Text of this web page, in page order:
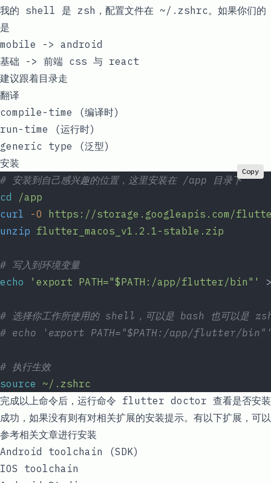
我的 shell 是 zsh ，配置文件在 ~/.zshrc。如果你们的
是
mobile -> android
基础 -> 前端 css 与 react
建议跟着目录走
翻译
compile-time (编译时)
run-time (运行时)
generic type (泛型)
安装
# 安装到自己感兴趣的位置，这里安装在 /app 目录下
cd /app
curl -O https://storage.googleapis.com/
unzip flutter_macos_v1.2.1-stable.zip
# 写入到环境变量
echo 'export PATH="$PATH:/app/flutter/bin"'
# 选择你工作所使用的 shell，可以是 bash 也可以是
# echo 'export PATH="$PATH:/app/flutter/
# 执行生效
source ~/.zshrc
Copy
完成以上命令后，运行命令 flutter doctor 查看是否安装
成功，如果没有则有对相关扩展的安装提示。有以下扩展，可以
参考相关文章进行安装
Android toolchain (SDK)
IOS toolchain